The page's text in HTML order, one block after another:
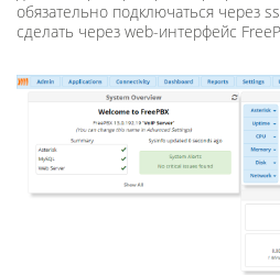
обязательно подключаться через
сделать через web-интерфейс